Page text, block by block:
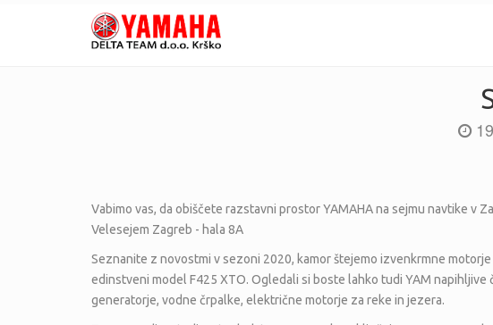
Vabimo vas, da obiščete razstavni prostor YAMAHA na sejmu navtike v
Velesejem Zagreb - hala 8A
Seznanite z novostmi v sezoni 2020, kamor štejemo izvenkrmne motorje
edinstveni model F425 XTO. Ogledali si boste lahko tudi YAM
generatorje, vodne črpalke, električne motorje za reke in jezera.